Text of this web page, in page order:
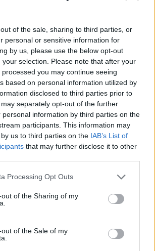
of the sale, sharing to third parties, or
personal or sensitive information for
by us, please use the below opt-out
selection. Please note that after your
you may continue seeing
based on personal information utilized by
disclosed to third parties prior to
separately opt-out of the further
personal information by third parties on the
participants. This information may
us to third parties on the IAB’s List of
that may further disclose it to other
Processing Opt Outs
of the Sharing of my
of the Sale of my